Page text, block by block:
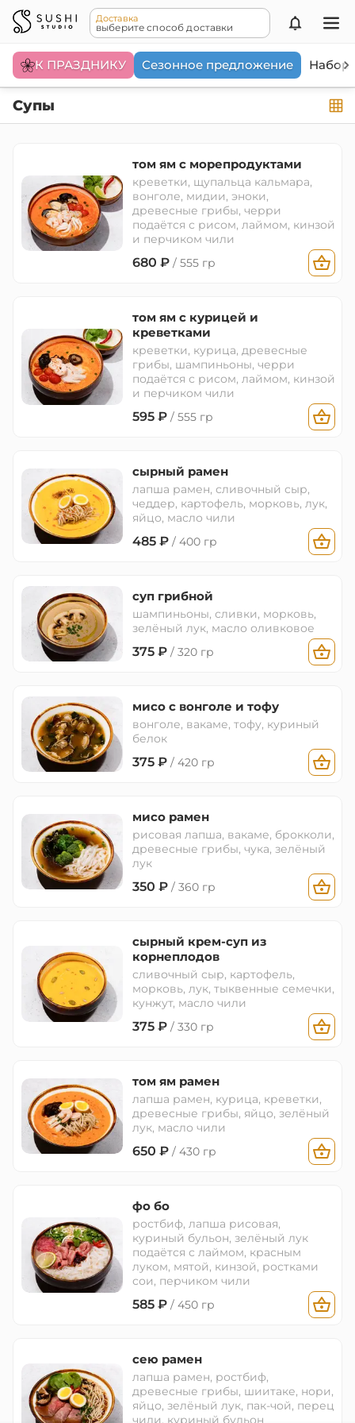
Доставка
выберите способ доставки
К ПРАЗДНИКУ Сезонное предложение
Супы
том ям с морепродуктами
креветки, щупальца кальмара,
вонголе, мидии, эноки,
древесные грибы, черри
подаётся с рисом, лаймом, кинзой
и перчиком чили
680 ₽ / 555 гр
том ям с курицей и
креветками
креветки, курица, древесные
грибы, шампиньоны, черри
подаётся с рисом, лаймом, кинзой
и перчиком чили
595₽ / 555 гр
сырный рамен
лапша рамен, сливочный сыр,
чеддер, картофель, морковь, лук,
яйцо, масло чили
485₽ / 400 гр
суп грибной
шампиньоны, сливки, морковь,
зелёный лук, масло оливковое
375₽ / 320 гр
мисо с вонголе и тофу
вонголе, вакаме, тофу, куриный
белок
375₽ / 420 гр
мисо рамен
рисовая лапша, вакаме, брокколи,
древесные грибы, чука, зелёный
лук
350 ₽ / 360 гр
сырный крем-суп из
корнеплодов
сливочный сыр, картофель,
морковь, лук, тыквенные семечки,
кунжут, масло чили
375₽ / 330 гр
том ям рамен
лапша рамен, курица, креветки,
древесные грибы, яйцо, зелёный
лук, масло чили
650 ₽ / 430 гр
фо бо
ростбиф, лапша рисовая,
куриный бульон, зелёный лук
подаётся с лаймом, красным
луком, мятой, кинзой, ростками
сои, перчиком чили
585₽ / 450 гр
сею рамен
лапша рамен, ростбиф,
древесные грибы, шиитаке, нори,
яйцо, зелёный лук, пак-чой, перец
чили, куриный бульон